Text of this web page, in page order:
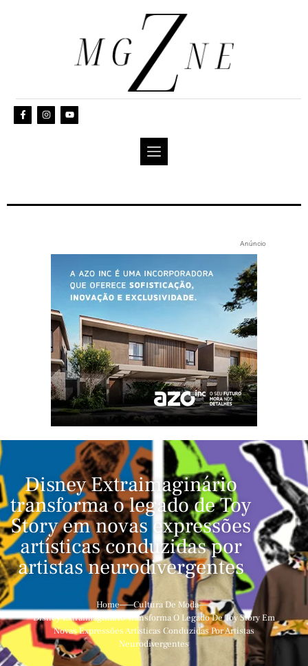
Anúncio
Disney Extraimaginário
transforma o legado de Toy
Story em novas expressões
artísticas conduzidas por
artistas neurodivergentes
Home
Cultura De Moda
Disney Extraimaginário Transforma O Legado De Toy Story Em
Novas Expressões Artísticas Conduzidas Por Artistas
Neurodivergentes